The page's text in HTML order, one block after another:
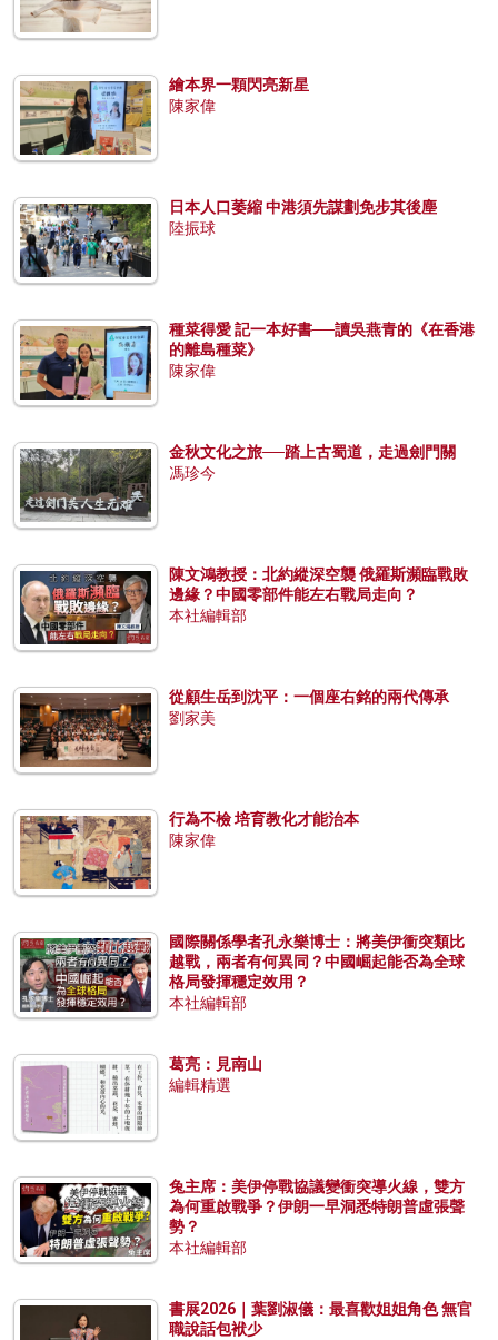
繪本界一顆閃亮新星
陳家偉
日本人口萎縮 中港須先謀劃免步其後塵
陸振球
種菜得愛 記一本好書──讀吳燕青的《在香港
的離島種菜》
陳家偉
金秋文化之旅──踏上古蜀道，走過劍門關
馮珍今
陳文鴻教授：北約縱深空襲 俄羅斯瀕臨戰敗
邊緣？中國零部件能左右戰局走向？
本社編輯部
從顧生岳到沈平：一個座右銘的兩代傳承
劉家美
行為不檢 培育教化才能治本
陳家偉
國際關係學者孔永樂博士：將美伊衝突類比
越戰，兩者有何異同？中國崛起能否為全球
格局發揮穩定效用？
本社編輯部
葛亮：見南山
編輯精選
兔主席：美伊停戰協議變衝突導火線，雙方
為何重啟戰爭？伊朗一早洞悉特朗普虛張聲
勢？
本社編輯部
書展2026｜葉劉淑儀：最喜歡姐姐角色 無官
職說話包袱少